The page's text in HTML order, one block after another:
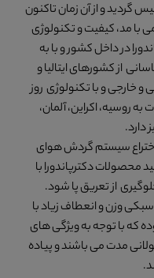
تاسیس گردید و از آن زمان تاکنون
با مد، کیفیت و تکنولوژی
در داخل کشور و با به
از کشورهای ایتالیا و
و خارجی و با تکنولوژی روز
روسیه، اکراین، آلمان،
اختراع سیستم گردش هوای
دکترپاندورا با
از تعریق پا شود.
وزن و انعطاف زیاد با
که با توجه به ویژگی های
مدت می باشند و پیاده